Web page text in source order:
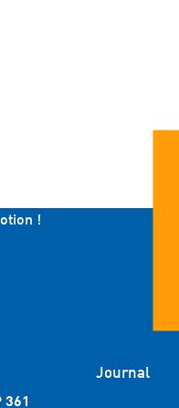
!
361
Journal